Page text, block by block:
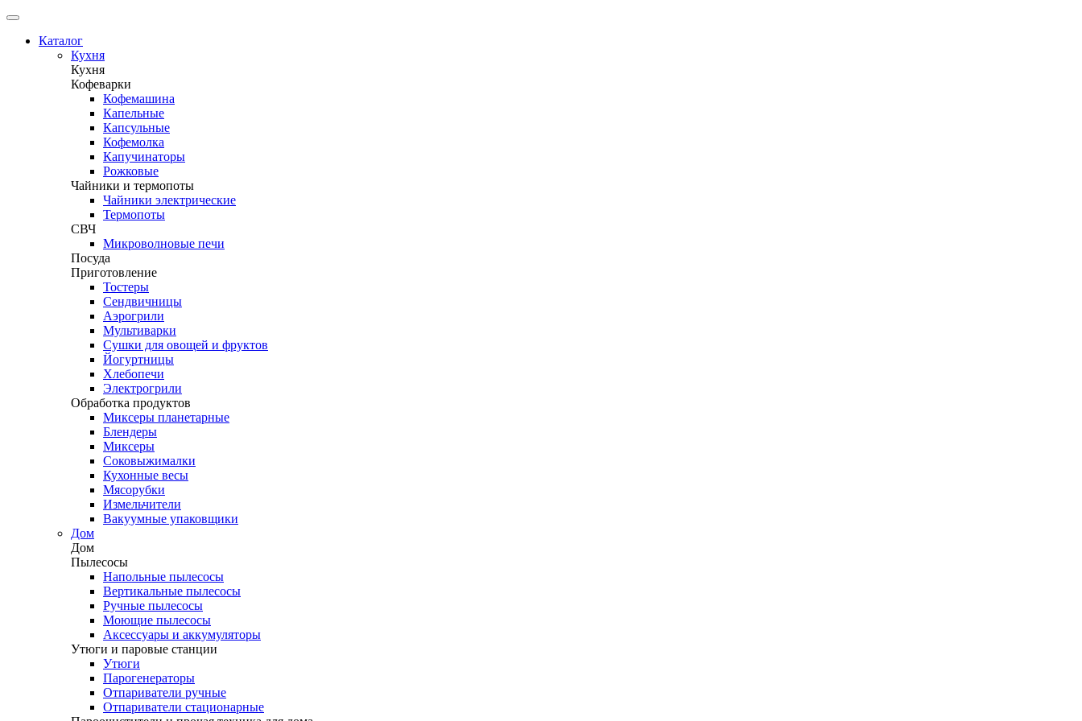
Каталог
Кухня
Кухня
Кофеварки
Кофемашина
Капельные
Капсульные
Кофемолка
Капучинаторы
Рожковые
Чайники и термопоты
Чайники электрические
Термопоты
СВЧ
Микроволновые печи
Посуда
Приготовление
Тостеры
Сендвичницы
Аэрогрили
Мультиварки
Сушки для овощей и фруктов
Йогуртницы
Хлебопечи
Электрогрили
Обработка продуктов
Миксеры планетарные
Блендеры
Миксеры
Соковыжималки
Кухонные весы
Мясорубки
Измельчители
Вакуумные упаковщики
Дом
Дом
Пылесосы
Напольные пылесосы
Вертикальные пылесосы
Ручные пылесосы
Моющие пылесосы
Аксессуары и аккумуляторы
Утюги и паровые станции
Утюги
Парогенераторы
Отпариватели ручные
Отпариватели стационарные